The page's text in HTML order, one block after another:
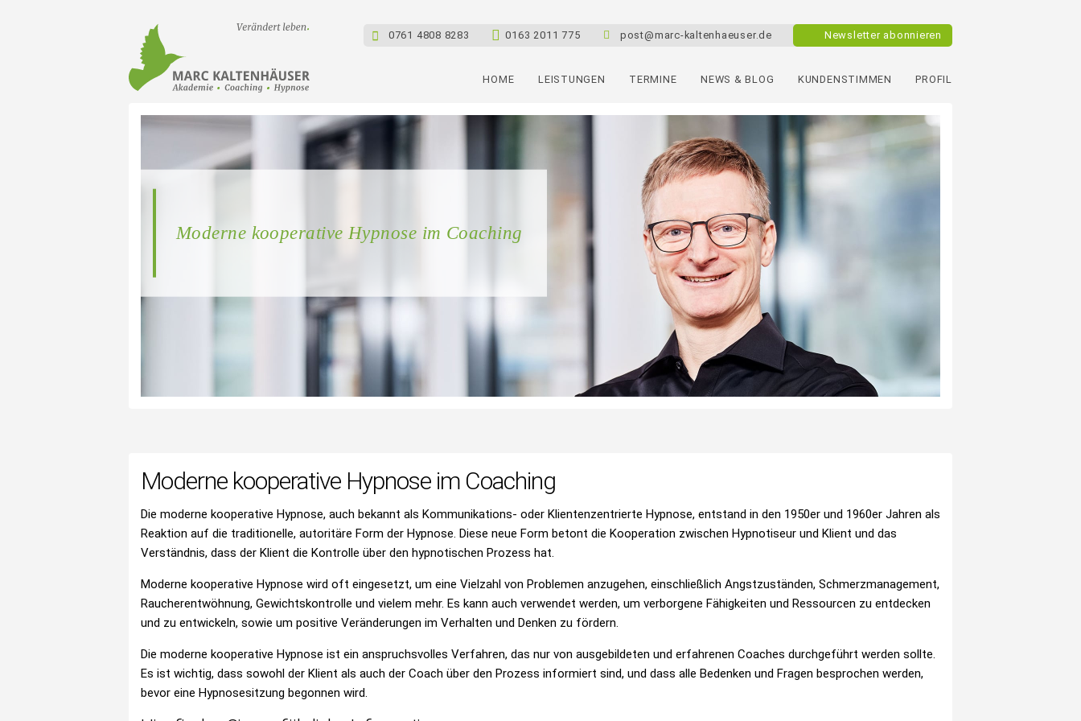
HOME LEISTUNGEN TERMINE NEWS & BLOG KUNDENSTIMMEN PROFIL
0761 4808 8283 0163 2011 775 post@marc-kaltenhaeuser.de Newsletter abonnieren
Moderne kooperative Hypnose im Coaching
Moderne kooperative Hypnose im Coaching
Die moderne kooperative Hypnose, auch bekannt als Kommunikations- oder Klientenzentrierte Hypnose, entstand in den 1950er und 1960er Jahren als
Reaktion auf die traditionelle, autoritäre Form der Hypnose. Diese neue Form betont die Kooperation zwischen Hypnotiseur und Klient und das
Verständnis, dass der Klient die Kontrolle über den hypnotischen Prozess hat.
Moderne kooperative Hypnose wird oft eingesetzt, um eine Vielzahl von Problemen anzugehen, einschließlich Angstzuständen, Schmerzmanagement,
Raucherentwöhnung, Gewichtskontrolle und vielem mehr. Es kann auch verwendet werden, um verborgene Fähigkeiten und Ressourcen zu entdecken
und zu entwickeln, sowie um positive Veränderungen im Verhalten und Denken zu fördern.
Die moderne kooperative Hypnose ist ein anspruchsvolles Verfahren, das nur von ausgebildeten und erfahrenen Coaches durchgeführt werden sollte.
Es ist wichtig, dass sowohl der Klient als auch der Coach über den Prozess informiert sind, und dass alle Bedenken und Fragen besprochen werden,
bevor eine Hypnosesitzung begonnen wird.